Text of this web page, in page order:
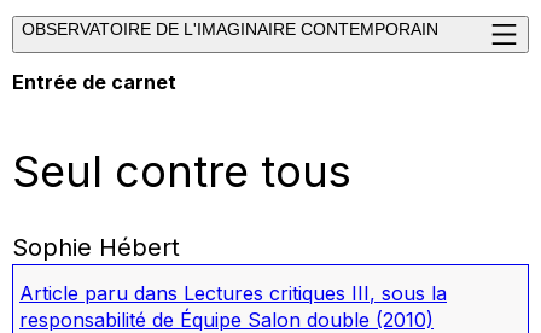
OBSERVATOIRE DE L'IMAGINAIRE CONTEMPORAIN
Entrée de carnet
Seul contre tous
Sophie Hébert
Article paru dans Lectures critiques III, sous la
responsabilité de Équipe Salon double (2010)